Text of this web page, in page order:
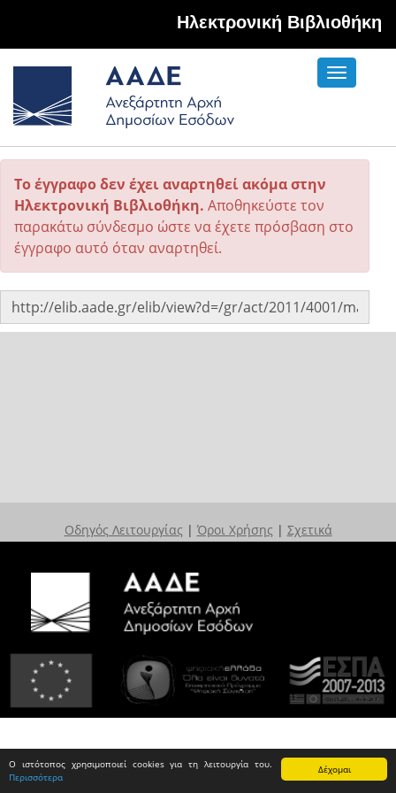
Δέχομαι
Ο ιστότοπος χρησιμοποιεί cookies για τη λειτουργία του.
Περισσότερα
Hλεκτρονική Βιβλιοθήκη
Toggle
Το έγγραφο δεν έχει αναρτηθεί ακόμα στην
Ηλεκτρονική Βιβλιοθήκη. Αποθηκεύστε τον
παρακάτω σύνδεσμο ώστε να έχετε πρόσβαση στο
έγγραφο αυτό όταν αναρτηθεί.
Οδηγός Λειτουργίας | Όροι Χρήσης | Σχετικά